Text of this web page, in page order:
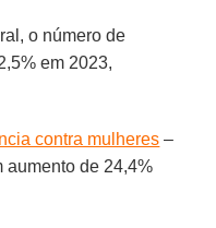
o número de
em 2023,
contra mulheres –
aumento de 24,4%